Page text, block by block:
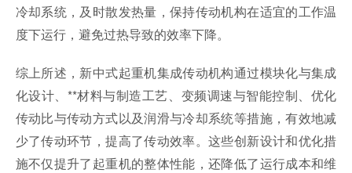
冷却系统，及时散发热量，保持传动机构在适宜的工作温
度下运行，避免过热导致的效率下降。
综上所述，新中式起重机集成传动机构通过模块化与集成
化设计、**材料与制造工艺、变频调速与智能控制、优化
传动比与传动方式以及润滑与冷却系统等措施，有效地减
少了传动环节，提高了传动效率。这些创新设计和优化措
施不仅提升了起重机的整体性能，还降低了运行成本和维